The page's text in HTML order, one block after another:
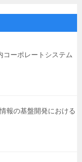
コーポレートシステム
報の基盤開発における